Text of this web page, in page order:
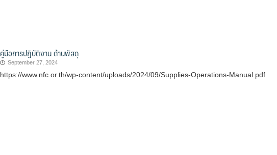
คู่มือการปฎิบัติงาน ด้านพัสดุ
September 27, 2024
https://www.nfc.or.th/wp-content/uploads/2024/09/Supplies-Operations-Manual.pdf